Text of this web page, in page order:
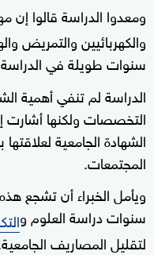
ومعدوا الدراسة قالوا إن
والكهربائيين والتمريض
سنوات طويلة في
الدراسة لم تنفي أهمية
التخصصات ولكنها أشارت
الشهادة الجامعية
المجتمعات.
ويأمل الخبراء أن تشجع
سنوات دراسة العلوم و
لتقليل المصاريف